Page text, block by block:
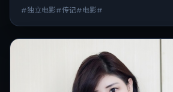
#独立电影#传记#电影#